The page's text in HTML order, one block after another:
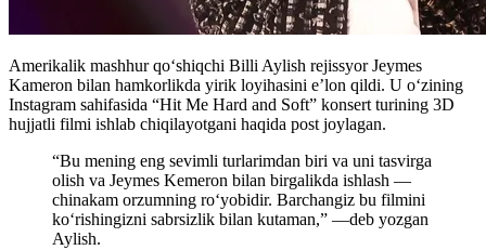
Amerikalik mashhur qoʻshiqchi Billi Aylish rejissyor Jeymes
Kameron bilan hamkorlikda yirik loyihasini e’lon qildi. U oʻzining
Instagram sahifasida “Hit Me Hard and Soft” konsert turining 3D
hujjatli filmi ishlab chiqilayotgani haqida post joylagan.
“Bu mening eng sevimli turlarimdan biri va uni tasvirga
olish va Jeymes Kemeron bilan birgalikda ishlash —
chinakam orzumning ro‘yobidir. Barchangiz bu filmini
ko‘rishingizni sabrsizlik bilan kutaman,” —deb yozgan
Aylish.